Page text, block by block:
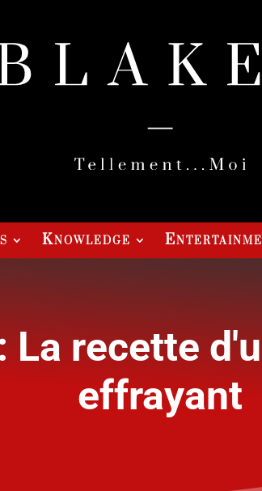
Knowledge
La recette
effrayant